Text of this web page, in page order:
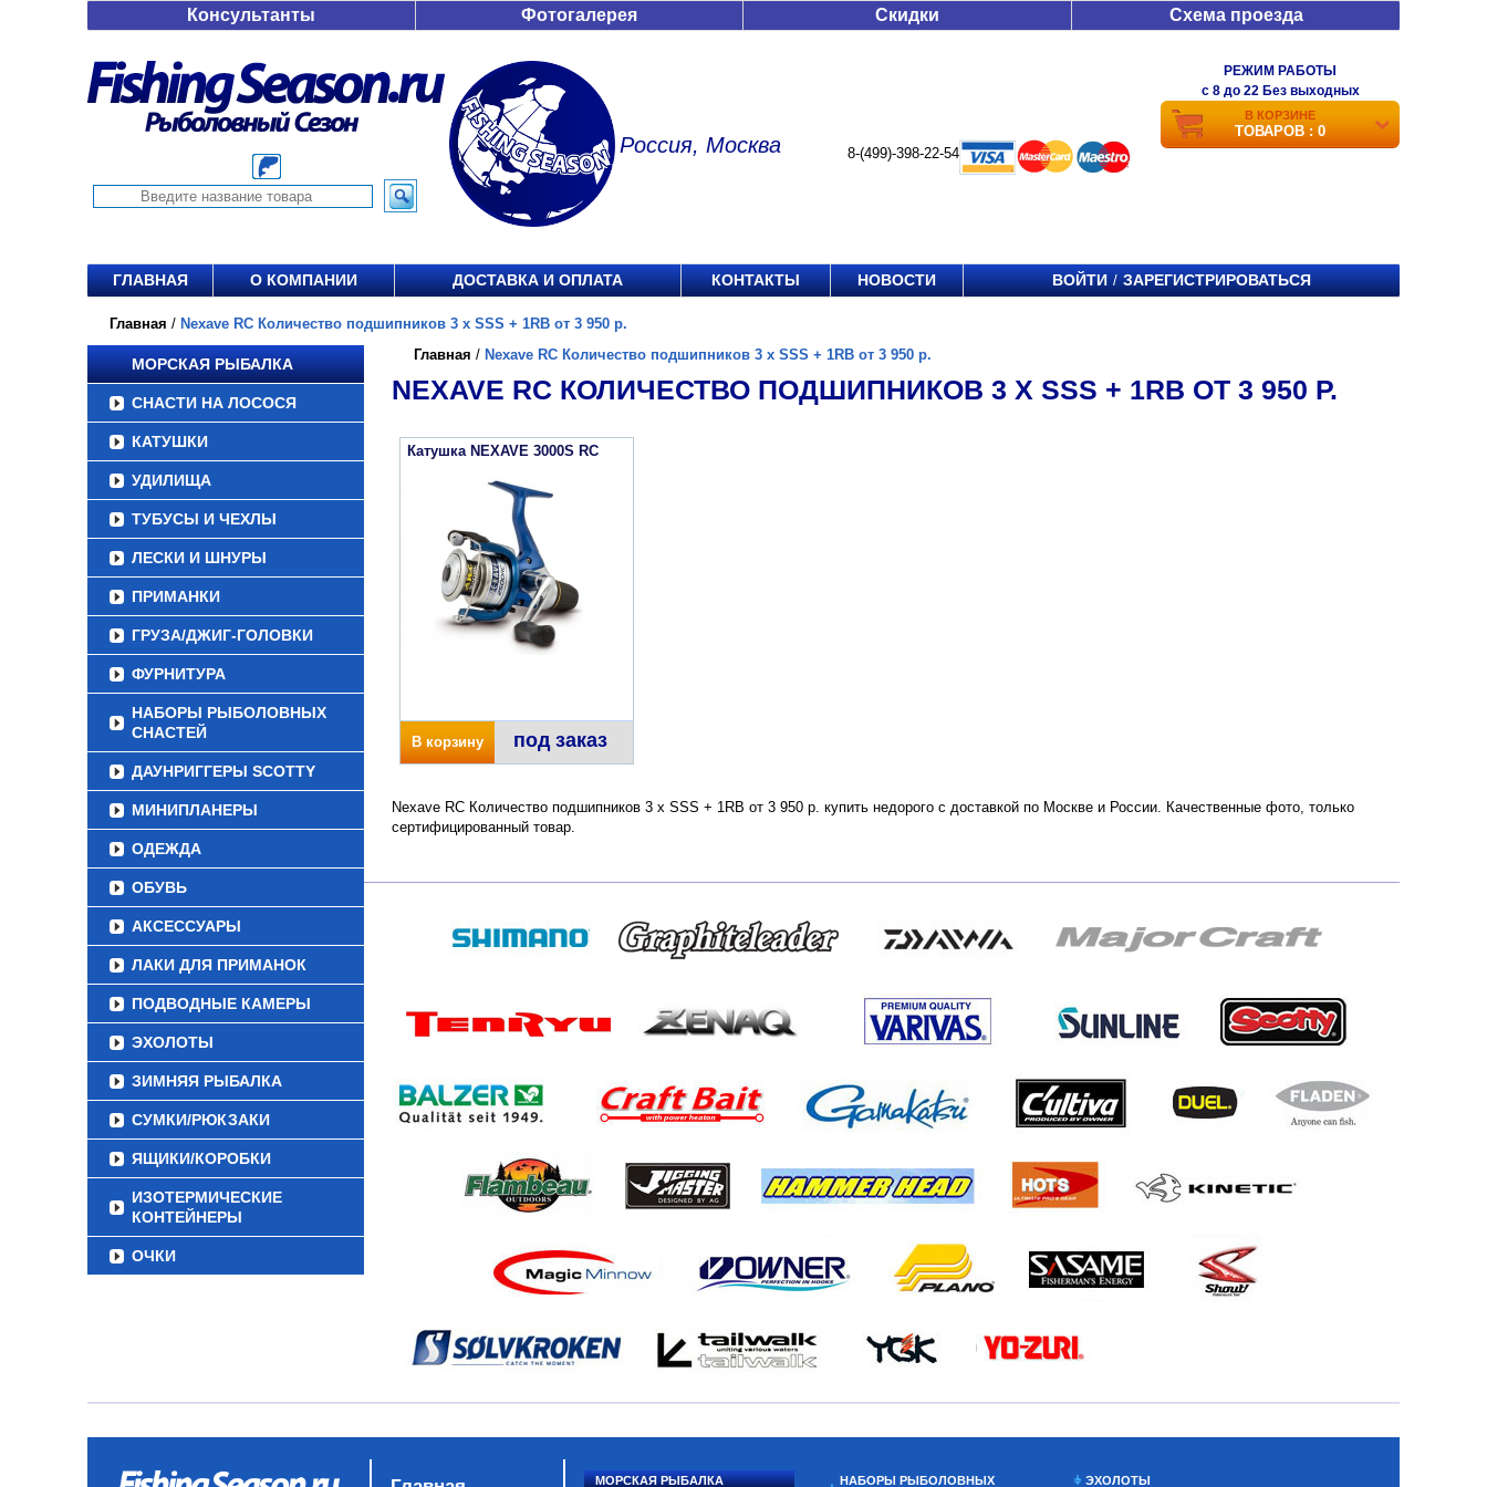
Консультанты Фотогалерея Скидки Схема проезда
Россия, Москва 8-(499)-398-22-54
РЕЖИМ РАБОТЫ
c 8 до 22 Без выходных
В КОРЗИНЕ
ТОВАРОВ : 0
ГЛАВНАЯ О КОМПАНИИ ДОСТАВКА И ОПЛАТА КОНТАКТЫ НОВОСТИ ВОЙТИ / ЗАРЕГИСТРИРОВАТЬСЯ
Главная / Nexave RC Количество подшипников 3 x SSS + 1RB от 3 950 р.
МОРСКАЯ РЫБАЛКА
СНАСТИ НА ЛОСОСЯ
КАТУШКИ
УДИЛИЩА
ТУБУСЫ И ЧЕХЛЫ
ЛЕСКИ И ШНУРЫ
ПРИМАНКИ
ГРУЗА/ДЖИГ-ГОЛОВКИ
ФУРНИТУРА
НАБОРЫ РЫБОЛОВНЫХ
СНАСТЕЙ
ДАУНРИГГЕРЫ SCOTTY
МИНИПЛАНЕРЫ
ОДЕЖДА
ОБУВЬ
АКСЕССУАРЫ
ЛАКИ ДЛЯ ПРИМАНОК
ПОДВОДНЫЕ КАМЕРЫ
ЭХОЛОТЫ
ЗИМНЯЯ РЫБАЛКА
СУМКИ/РЮКЗАКИ
ЯЩИКИ/КОРОБКИ
ИЗОТЕРМИЧЕСКИЕ
КОНТЕЙНЕРЫ
ОЧКИ
Главная / Nexave RC Количество подшипников 3 x SSS + 1RB от 3 950 р.
NEXAVE RC КОЛИЧЕСТВО ПОДШИПНИКОВ 3 X SSS + 1RB ОТ 3 950 Р.
Катушка NEXAVE 3000S RC
В корзину под заказ
Nexave RC Количество подшипников 3 x SSS + 1RB от 3 950 р. купить недорого с доставкой по Москве и России. Качественные фото, только
сертифицированный товар.
МОРСКАЯ РЫБАЛКА НАБОРЫ РЫБОЛОВНЫХ ЭХОЛОТЫ